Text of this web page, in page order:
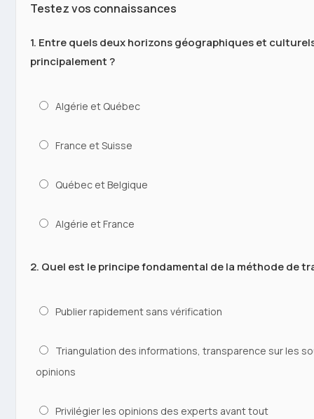
Testez vos connaissances
1. Entre quels deux horizons géographiques et
principalement ?
Algérie et Québec
France et Suisse
Québec et Belgique
Algérie et France
2. Quel est le principe fondamental de la méthode de
Publier rapidement sans vérification
Triangulation des informations, transparence sur les
opinions
Privilégier les opinions des experts avant tout